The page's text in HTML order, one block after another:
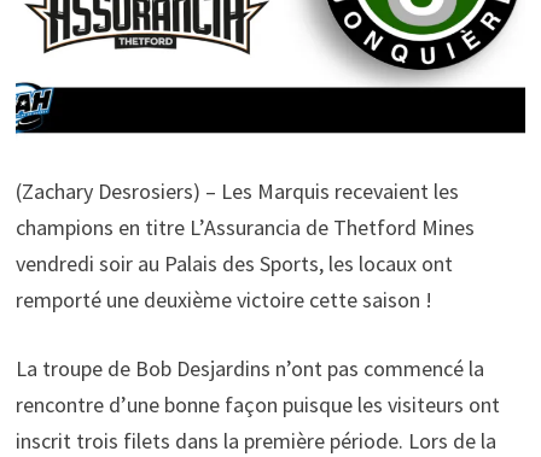
(Zachary Desrosiers) – Les Marquis recevaient les
champions en titre L’Assurancia de Thetford Mines
vendredi soir au Palais des Sports, les locaux ont
remporté une deuxième victoire cette saison !
La troupe de Bob Desjardins n’ont pas commencé la
rencontre d’une bonne façon puisque les visiteurs ont
inscrit trois filets dans la première période. Lors de la